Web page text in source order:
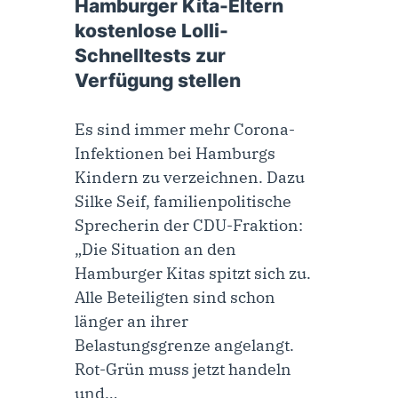
Hamburger Kita-Eltern
kostenlose Lolli-
Schnelltests zur
Verfügung stellen
Es sind immer mehr Corona-
Infektionen bei Hamburgs
Kindern zu verzeichnen. Dazu
Silke Seif, familienpolitische
Sprecherin der CDU-Fraktion:
„Die Situation an den
Hamburger Kitas spitzt sich zu.
Alle Beteiligten sind schon
länger an ihrer
Belastungsgrenze angelangt.
Rot-Grün muss jetzt handeln
und…